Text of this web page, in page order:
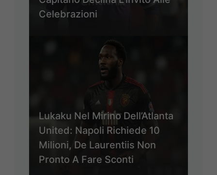
Celebrazioni
Lukaku Nel Mirino Dell’Atlanta
United: Napoli Richiede 10
Milioni, De Laurentiis Non
Pronto A Fare Sconti